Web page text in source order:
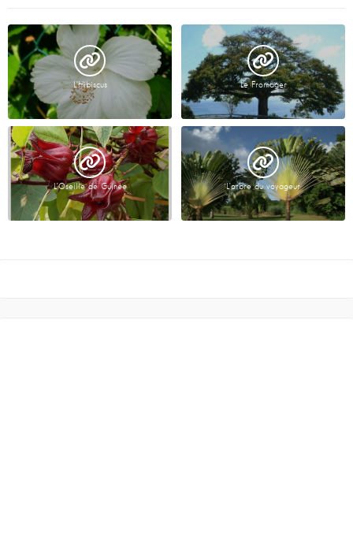
L’Hibiscus Le Fromager
L’Oseille de Guinée L’arbre du voyageur